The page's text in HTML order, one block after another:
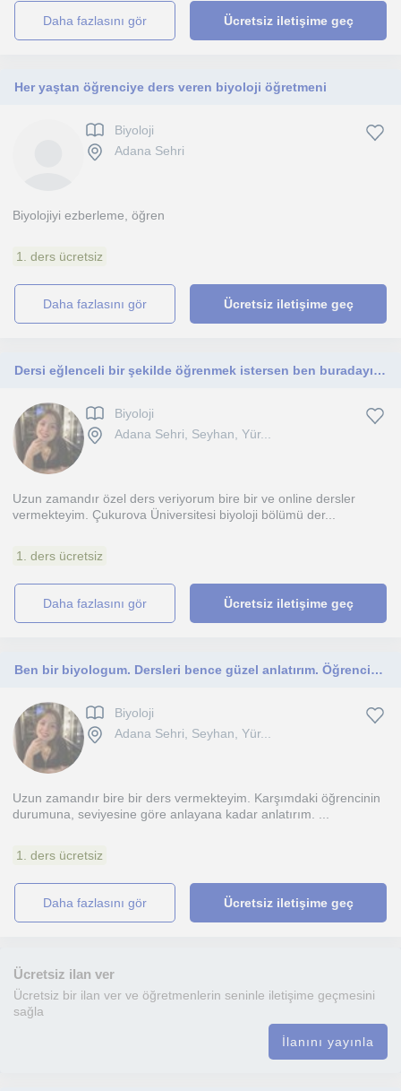
daha fazlasını gör Ücretsiz iletişime geç
Her yaştan öğrenciye ders veren biyoloji öğretmeni
Biyoloji
Adana Sehri
Biyolojiyi ezberleme, öğren
1. ders ücretsiz
daha fazlasını gör Ücretsiz iletişime geç
Dersi eğlenceli bir şekilde öğrenmek istersen ben buradayım.
Biyoloji
Adana Sehri, Seyhan, Yür...
Uzun zamandır özel ders veriyorum bire bir ve online dersler
vermekteyim. Çukurova Üniversitesi biyoloji bölümü der...
1. ders ücretsiz
daha fazlasını gör Ücretsiz iletişime geç
Ben bir biyologum. Dersleri bence güzel anlatırım. Öğrencim dersi anlayana kadar anlatırım. Ödev ve ders takibini yaparım.
Biyoloji
Adana Sehri, Seyhan, Yür...
Uzun zamandır bire bir ders vermekteyim. Karşımdaki öğrencinin
durumuna, seviyesine göre anlayana kadar anlatırım. ...
1. ders ücretsiz
daha fazlasını gör Ücretsiz iletişime geç
Ücretsiz ilan ver
Ücretsiz bir ilan ver ve öğretmenlerin seninle iletişime geçmesini
sağla
İlanını yayınla